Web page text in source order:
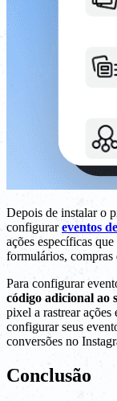
Depois de instalar o
configurareventos
ações específicas
formulários, compras
Para configurar
código adicional ao
pixel a rastrear
configurar seus
conversões no
Conclusão